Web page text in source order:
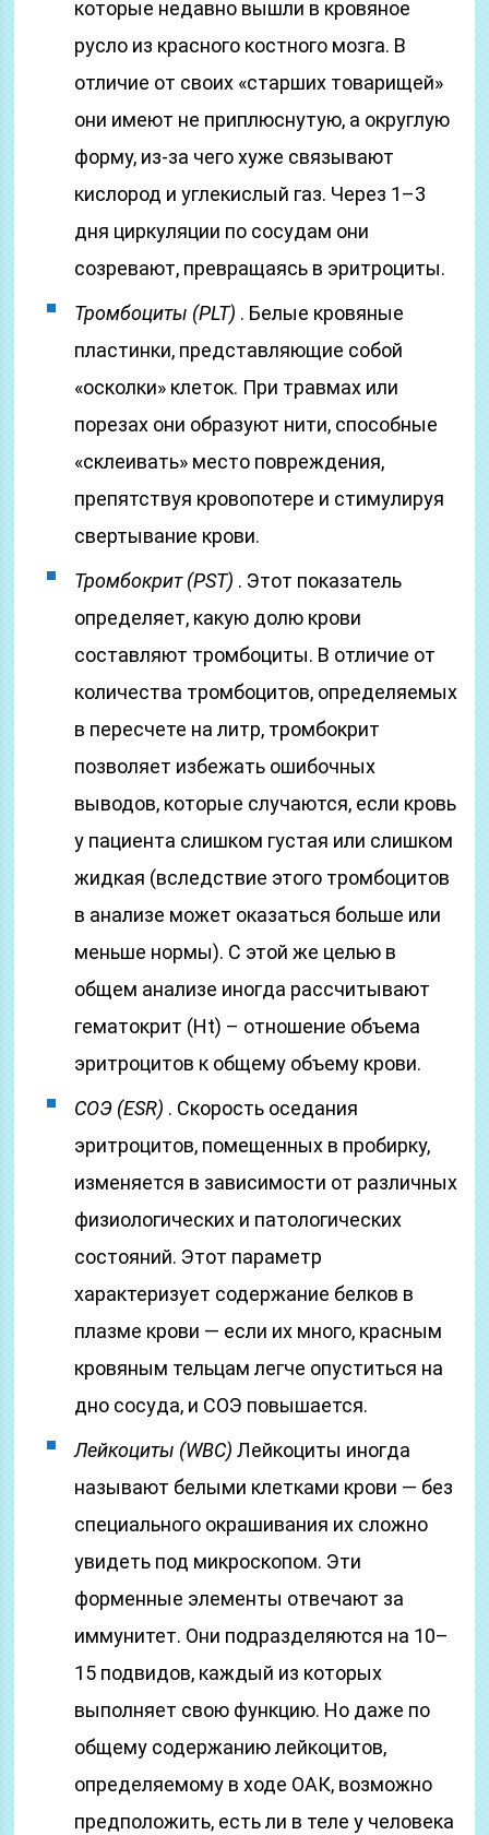
которые недавно вышли в кровяное
русло из красного костного мозга. В
отличие от своих «старших товарищей»
они имеют не приплюснутую, а округлую
форму, из-за чего хуже связывают
кислород и углекислый газ. Через 1–3
дня циркуляции по сосудам они
созревают, превращаясь в эритроциты.
Тромбоциты (PLT) . Белые кровяные
пластинки, представляющие собой
«осколки» клеток. При травмах или
порезах они образуют нити, способные
«склеивать» место повреждения,
препятствуя кровопотере и стимулируя
свертывание крови.
Тромбокрит (PST) . Этот показатель
определяет, какую долю крови
составляют тромбоциты. В отличие от
количества тромбоцитов, определяемых
в пересчете на литр, тромбокрит
позволяет избежать ошибочных
выводов, которые случаются, если кровь
у пациента слишком густая или слишком
жидкая (вследствие этого тромбоцитов
в анализе может оказаться больше или
меньше нормы). С этой же целью в
общем анализе иногда рассчитывают
гематокрит (Ht) – отношение объема
эритроцитов к общему объему крови.
СОЭ (ESR) . Скорость оседания
эритроцитов, помещенных в пробирку,
изменяется в зависимости от различных
физиологических и патологических
состояний. Этот параметр
характеризует содержание белков в
плазме крови — если их много, красным
кровяным тельцам легче опуститься на
дно сосуда, и СОЭ повышается.
Лейкоциты (WBC) Лейкоциты иногда
называют белыми клетками крови — без
специального окрашивания их сложно
увидеть под микроскопом. Эти
форменные элементы отвечают за
иммунитет. Они подразделяются на 10–
15 подвидов, каждый из которых
выполняет свою функцию. Но даже по
общему содержанию лейкоцитов,
определяемому в ходе ОАК, возможно
предположить, есть ли в теле у человека